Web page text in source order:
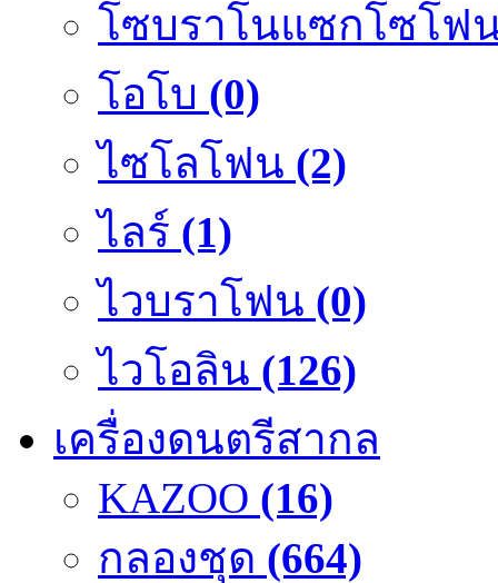
โซบราโนแซกโซโฟ
โอโบ (0)
ไซโลโฟน (2)
ไลร์ (1)
ไวบราโฟน (0)
ไวโอลิน (126)
เครื่องดนตรีสากล
KAZOO (16)
กลองชุด (664)